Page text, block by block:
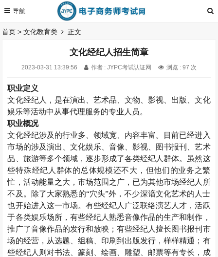
首页 >文化教育类 正文
文化经纪人招生简章
2023-03-31 13:39:56 作者 : JYPC考试认证网 浏览 : 97 次
职业定义
文化经纪人，是在演出、艺术品、文物、影视、出版、文化
娱乐等活动中从事代理服务的专业人员。
职业概况
文化经纪涉及的行业多、领域宽、内容丰富。目前已经进入
市场的涉及演出、文化娱乐、音像、影视、图书报刊、艺术
品、旅游等多个领域，逐步形成了各类经纪人群体。虽然这
些特殊经纪人群体的总体规模还不大，但他们的业务之繁
忙，活动能量之大，市场范围之广，已为其他市场经纪人所
不及。除了大家熟悉的“穴头”外，不少深谙文化艺术的人士
也开始进入这一市场。有些经纪人广泛联络演艺人才，活跃
于各类娱乐场所，有些经纪人熟悉音像作品的生产和制作，
推广了音像作品的发行和放映；有些经纪人擅长图书报刊市
场的经营，从选题、组稿、印刷到出版发行，样样精通；有
些经纪人则对书法、篆刻、绘画、雕塑、邮票等有专长，成